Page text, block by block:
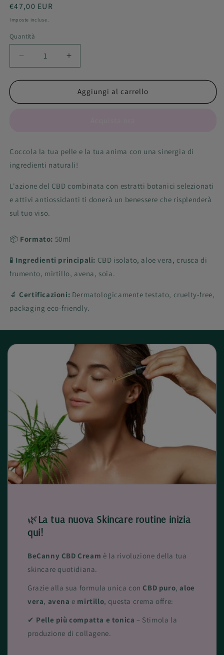
Prezzo
di
€47,00 EUR
Imposte incluse.
Quantità
Diminuisci
quantità
per
-
Aumenta
quantità
per
BeCanny
-
Aggiungi al carrello
Coccola la tua pelle e la tua anima con una sinergia di
ingredienti naturali!
L'azione del CBD combinata con estratti botanici selezionati
e attivi antiossidanti ti donerà un benessere che risplenderà
sul tuo viso.
📦 Formato: 50ml
🧪 Ingredienti principali: CBD isolato, aloe vera, crusca di
frumento, mirtillo, avena, soia.
🔬 Certificazioni: Dermatologicamente testato, cruelty-free,
packaging eco-friendly.
🌿La tua nuova Skincare routine inizia
qui!
BeCanny CBD Cream è la rivoluzione della tua
skincare quotidiana.
Grazie alla sua formula unica con CBD puro, aloe
vera, avena e mirtillo, questa crema offre:
✔ Pelle più compatta e tonica – Stimola la
produzione di collagene.